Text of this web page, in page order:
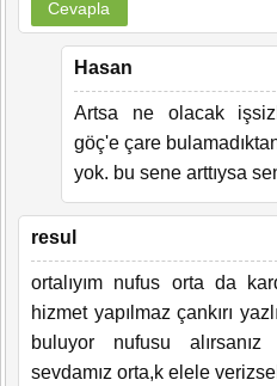
Cevapla
Hasan
Artsa ne olacak
göç'e çare
yok. bu sene arttıysa
resul
ortalıyım nufus orta da
hizmet yapılmaz çankırı
buluyor nufusu
sevdamız orta,k elele